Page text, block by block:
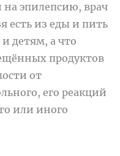
эпилепсию, врач
есть из еды и пить
детям, а что
продуктов
от
его реакций
или иного